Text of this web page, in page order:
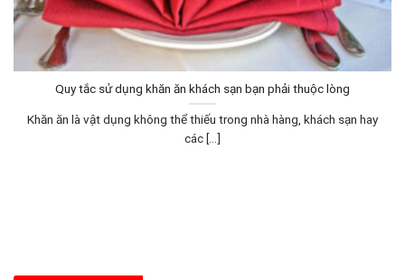
Quy tắc sử dụng khăn ăn khách sạn bạn phải thuộc lòng
Khăn ăn là vật dụng không thể thiếu trong nhà hàng, khách sạn hay
các [...]